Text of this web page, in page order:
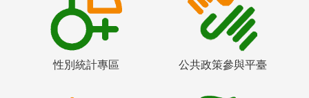
性別統計專區 公共政策參與平臺